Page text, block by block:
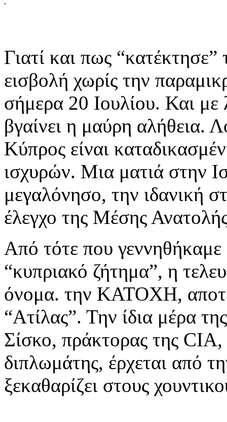
Γιατί και πως
εισβολή χωρίς την
σήμερα 20 Ιουλίου. Και με
βγαίνει η μαύρη αλήθεια.
Κύπρος είναι
ισχυρών. Μια ματιά στην
μεγαλόνησο, την ιδανική
έλεγχο της Μέσης
Από τότε που
“κυπριακό ζήτημα”, η
όνομα. την ΚΑΤΟΧΗ,
“Ατίλας”. Την ίδια μέρα
Σίσκο, πράκτορας της CIA,
διπλωμάτης, έρχεται από
ξεκαθαρίζει στους